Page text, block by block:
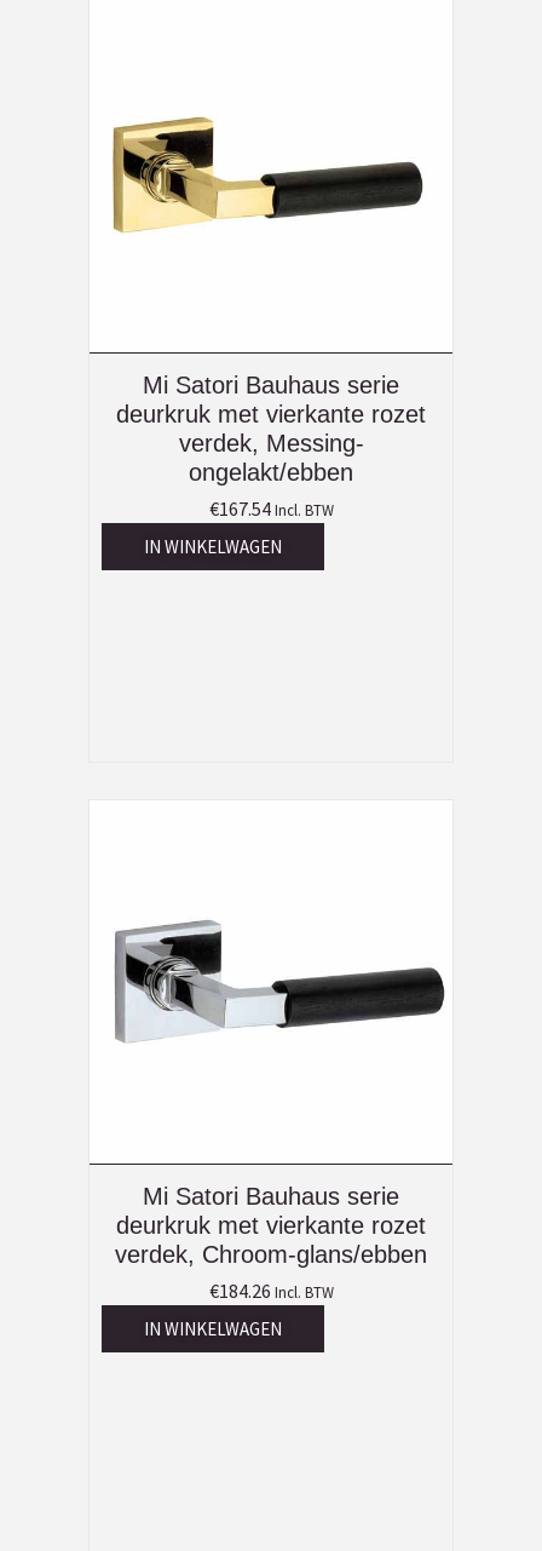
Mi Satori Bauhaus serie
deurkruk met vierkante rozet
verdek, Messing-
ongelakt/ebben
€167.54 Incl. BTW
IN WINKELWAGEN
Mi Satori Bauhaus serie
deurkruk met vierkante rozet
verdek, Chroom-glans/ebben
€184.26 Incl. BTW
IN WINKELWAGEN